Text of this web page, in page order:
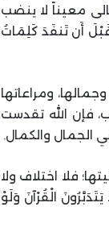
معيناً لا ينضب
قَبْلَ أَن تَنفَدَ كَلِمَاتُ
ومراعاتها
فإن الله تقدست
الجمال والكمال.
فلا اختلاف ولا
الْقُرْآنَ وَلَوْ